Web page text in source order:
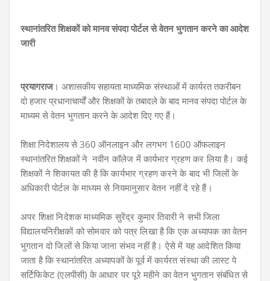
स्थानांतरित शिक्षकों को मानव संपदा पोर्टल से वेतन भुगतान करने का आदेश
जारी
प्रयागराज। अशासकीय सहायता माध्यमिक संस्थाओं में कार्यरत तकरीबन
दो हजार प्रधानाचार्यों और शिक्षकों के तबादले के बाद मानव संपदा पोर्टल के
माध्यम से वेतन भुगतान करने के आदेश दिए गए हैं।
शिक्षा निदेशालय से 360 ऑनलाइन और लगभग 1600 ऑफलाइन
स्थानांतरित शिक्षकों ने नवीन कॉलेज में कार्यभार ग्रहण कर लिया है। कई
शिक्षकों ने शिकायत की है कि कार्यभार ग्रहण करने के बाद भी जिलों के
अधिकारी पोर्टल के माध्यम से नियमानुसार वेतन नहीं दे रहे हैं।
अपर शिक्षा निदेशक माध्यमिक सुरेंद्र कुमार तिवारी ने सभी जिला
विद्यालयनिरीक्षकों को सोमवार को पत्र लिखा है कि एक अध्यापक का वेतन
भुगतान दो जिलों से किया जाना संभव नहीं है। ऐसे में यह आदेशित किया
जाता है कि स्थानांतरित अध्यापकों के पूर्व में कार्यरत संस्था की लास्ट पे
सर्टिफिकेट (एलपीसी) के आधार पर पूरे महीने का वेतन भुगतान संबंधित से